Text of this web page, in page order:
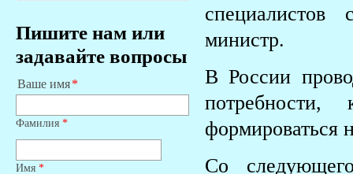
Пишите нам или
задавайте вопросы
Ваше имя
Фамилия *
Имя *
министр.
В России
формироваться
Со